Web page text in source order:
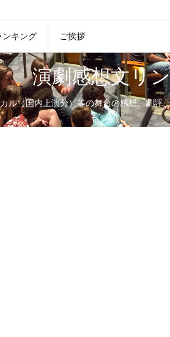
ンキング ご挨拶
演劇感想文リ
ル（国内上演分）等の舞台の感想、劇評